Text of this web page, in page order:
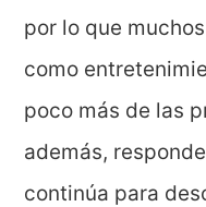
por lo que
como
poco más de las
además,
continúa para